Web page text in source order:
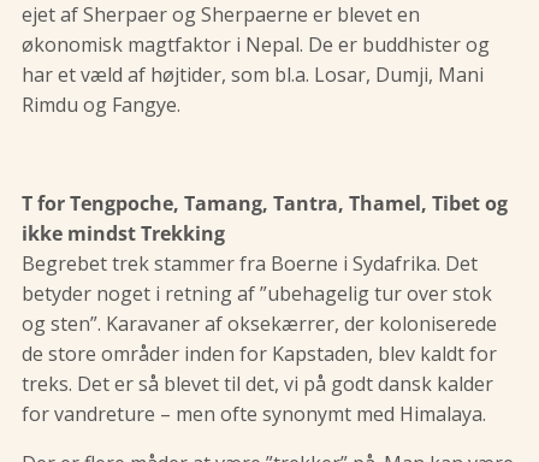
ejet af Sherpaer og Sherpaerne er blevet en
økonomisk magtfaktor i Nepal. De er buddhister og
har et væld af højtider, som bl.a. Losar, Dumji, Mani
Rimdu og Fangye.
T for Tengpoche, Tamang, Tantra, Thamel, Tibet og
ikke mindst Trekking
Begrebet trek stammer fra Boerne i Sydafrika. Det
betyder noget i retning af ”ubehagelig tur over stok
og sten”. Karavaner af oksekærrer, der koloniserede
de store områder inden for Kapstaden, blev kaldt for
treks. Det er så blevet til det, vi på godt dansk kalder
for vandreture – men ofte synonymt med Himalaya.